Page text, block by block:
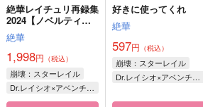
絶華レイチュリ再録集
2024【ノベルティ
無】
絶華
1,998円 （税込）
崩壊：スターレイル
Dr.レイシオ×アベンチュリン
好きに使ってくれ
絶華
597円 （税込）
崩壊：スターレイル
Dr.レイシオ×アベンチュリン